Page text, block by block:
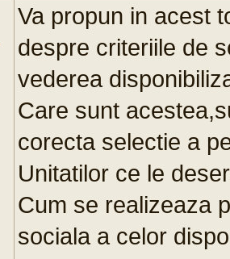
Va propun in acest
despre criteriile de
vederea
Care sunt
corecta selectie a
Unitatilor ce le
Cum se realizeaza
sociala a celor